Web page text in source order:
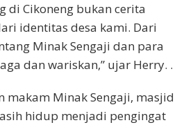
di Cikoneng bukan cerita
identitas desa kami. Dari
Minak Sengaji dan para
dan wariskan,” ujar Herry. .
makam Minak Sengaji, masjid
hidup menjadi pengingat